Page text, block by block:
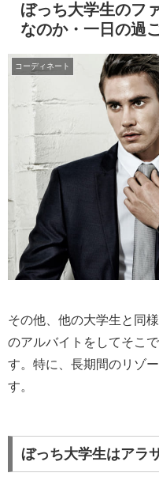
ぼっち大学生のフ
なのか・一日の過
コーディネート
その他、他の大学生と同
のアルバイトをしてそこ
す。特に、長期間のリゾ
す。
ぼっち大学生はアラ